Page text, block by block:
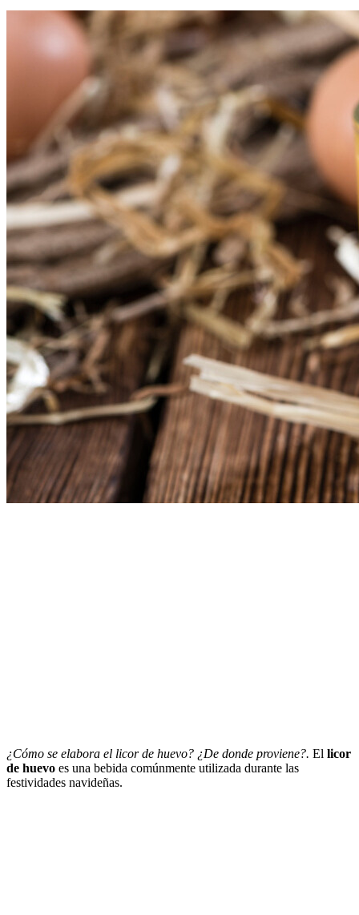
¿Cómo se elabora el licor de huevo? ¿De donde proviene?. El licor
de huevo es una bebida comúnmente utilizada durante las
festividades navideñas.